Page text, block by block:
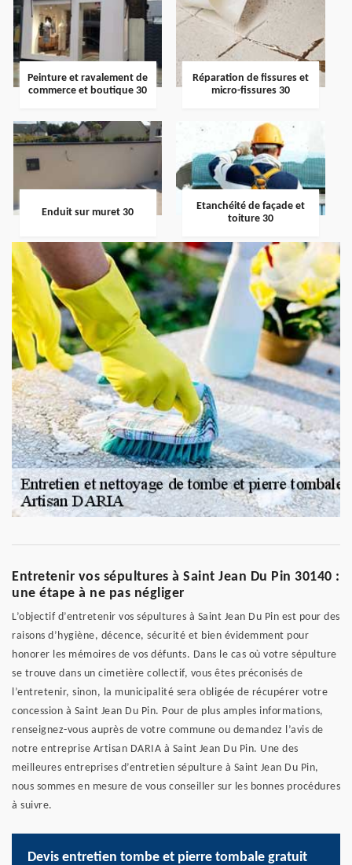
Peinture et ravalement de
commerce et boutique 30
Réparation de fissures et
micro-fissures 30
Enduit sur muret 30
Etanchéité de façade et
toiture 30
Entretenir vos sépultures à Saint Jean Du Pin 30140 :
une étape à ne pas négliger
L’objectif d’entretenir vos sépultures à Saint Jean Du Pin est pour des
raisons d’hygiène, décence, sécurité et bien évidemment pour
honorer les mémoires de vos défunts. Dans le cas où votre sépulture
se trouve dans un cimetière collectif, vous êtes préconisés de
l’entretenir, sinon, la municipalité sera obligée de récupérer votre
concession à Saint Jean Du Pin. Pour de plus amples informations,
renseignez-vous auprès de votre commune ou demandez l’avis de
notre entreprise Artisan DARIA à Saint Jean Du Pin. Une des
meilleures entreprises d’entretien sépulture à Saint Jean Du Pin,
nous sommes en mesure de vous conseiller sur les bonnes procédures
à suivre.
Devis entretien tombe et pierre tombale gratuit